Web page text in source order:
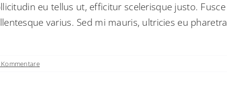
eu tellus ut, efficitur scelerisque justo.
varius. Sed mi mauris, ultricies eu